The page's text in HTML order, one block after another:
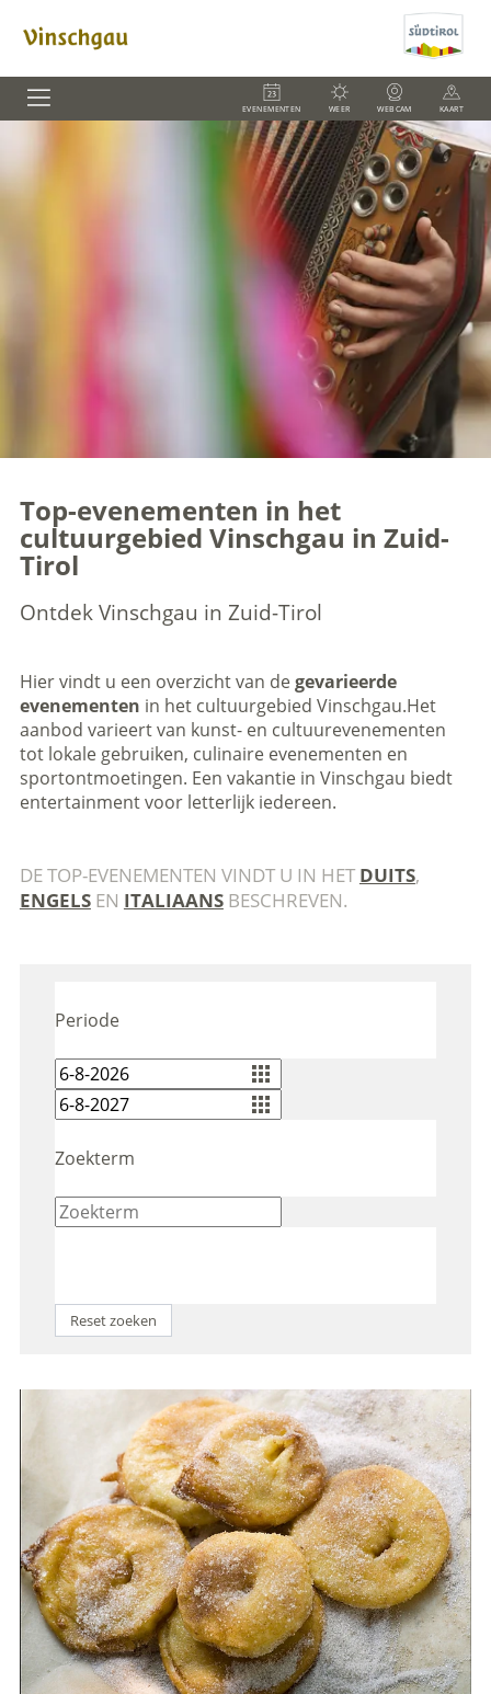
EVENEMENTEN WEER WEBCAM KAART
Top-evenementen in het
cultuurgebied Vinschgau in Zuid-
Tirol
Ontdek Vinschgau in Zuid-Tirol
Hier vindt u een overzicht van degevarieerde
evenementen in het cultuurgebied Vinschgau.Het
aanbod varieert van kunst- en cultuurevenementen
tot lokale gebruiken, culinaire evenementen en
sportontmoetingen. Een vakantie in Vinschgau biedt
entertainment voor letterlijk iedereen.
DE TOP-EVENEMENTEN VINDT U IN HETDUITS,
ENGELSEN ITALIAANSBESCHREVEN.
Periode
Zoekterm
Reset zoeken